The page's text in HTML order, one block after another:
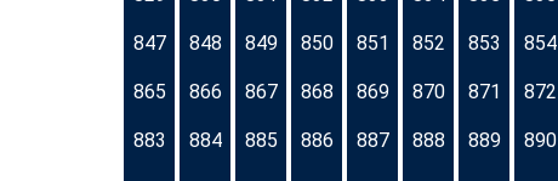
847 848 849 850 851 852 853 854
865 866 867 868 869 870 871 872
883 884 885 886 887 888 889 890